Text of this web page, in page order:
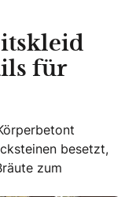
für
besetzt,
zum